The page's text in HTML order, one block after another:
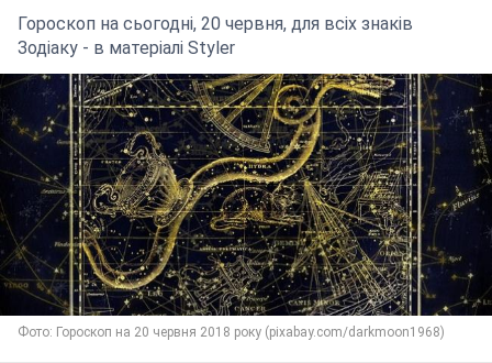
Гороскоп на сьогодні, 20 червня, для всіх знаків
Зодіаку - в матеріалі Styler
Фото: Гороскоп на 20 червня 2018 року (pixabay.com/darkmoon1968)